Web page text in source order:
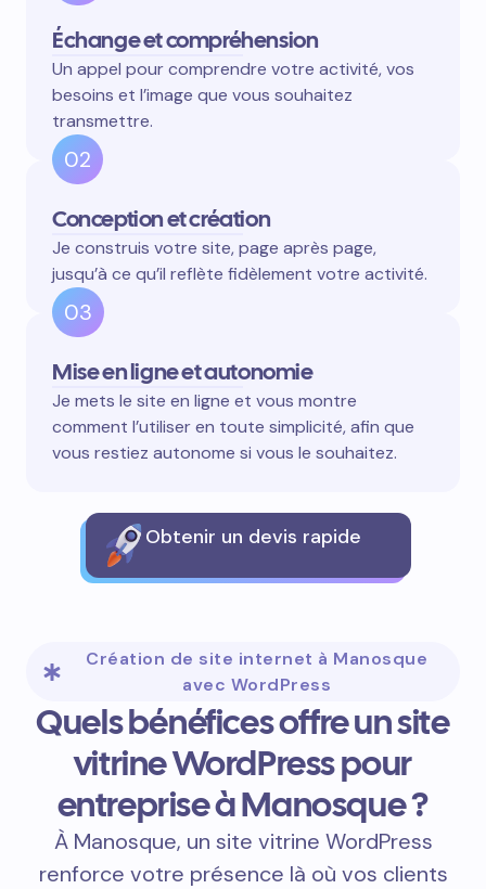
Échange et compréhension
Un appel pour comprendre votre activité, vos
besoins et l’image que vous souhaitez
transmettre.
02
Conception et création
Je construis votre site, page après page,
jusqu’à ce qu’il reflète fidèlement votre activité.
03
Mise en ligne et autonomie
Je mets le site en ligne et vous montre
comment l’utiliser en toute simplicité, afin que
vous restiez autonome si vous le souhaitez.
Obtenir un devis rapide
Création de site internet à Manosque
avec WordPress
Quels bénéfices offre un site
vitrine WordPress pour
entreprise à Manosque ?
À Manosque, un site vitrine WordPress
renforce votre présence là où vos clients